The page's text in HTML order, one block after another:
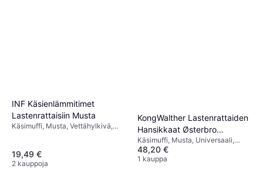
INF Käsienlämmitimet
Lastenrattaisiin Musta
Käsimuffi, Musta, Vettähylkivä,
19,49 €
2 kauppoja
KongWalther Lastenrattaiden
Hansikkaat Østerbro
Rukkaset - Black Turkis
Käsimuffi, Musta, Universaali,
Materiaali: Polyesteri, Keinonahka,
Täyttö: Fleece
48,20 €
1 kauppa